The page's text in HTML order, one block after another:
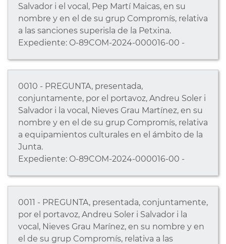
Salvador i el vocal, Pep Martí Maicas, en su
nombre y en el de su grup Compromís, relativa
a las sanciones superisla de la Petxina.
Expediente: O-89COM-2024-000016-00 -
0010 - PREGUNTA, presentada,
conjuntamente, por el portavoz, Andreu Soler i
Salvador i la vocal, Nieves Grau Martínez, en su
nombre y en el de su grup Compromís, relativa
a equipamientos culturales en el ámbito de la
Junta.
Expediente: O-89COM-2024-000016-00 -
0011 - PREGUNTA, presentada, conjuntamente,
por el portavoz, Andreu Soler i Salvador i la
vocal, Nieves Grau Marínez, en su nombre y en
el de su grup Compromís, relativa a las